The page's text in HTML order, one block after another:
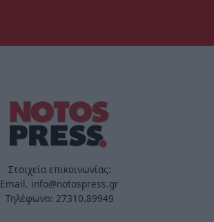
Στοιχεία επικοινωνίας:
Email. info@notospress.gr
Τηλέφωνο: 27310.89949